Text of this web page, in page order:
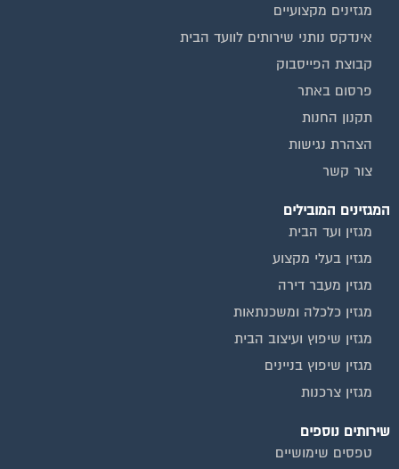
מגזינים מקצועיים
אינדקס נותני שירותים לוועד הבית
קבוצת הפייסבוק
פרסום באתר
תקנון החנות
הצהרת נגישות
צור קשר
המגזינים המובילים
מגזין ועד הבית
מגזין בעלי מקצוע
מגזין מעבר דירה
מגזין כלכלה ומשכנתאות
מגזין שיפוץ ועיצוב הבית
מגזין שיפוץ בניינים
מגזין צרכנות
שירותים נוספים
טפסים שימושיים